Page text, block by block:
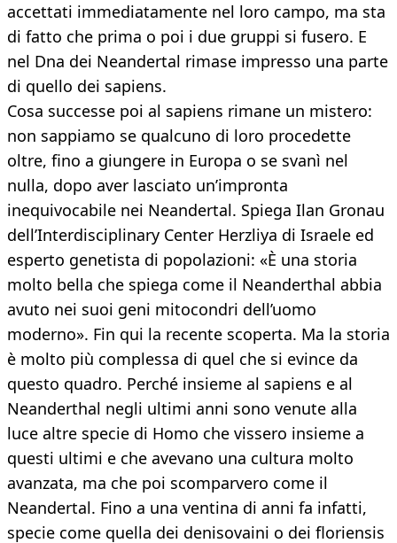
accettati immediatamente nel loro campo, ma sta
di fatto che prima o poi i due gruppi si fusero. E
nel Dna dei Neandertal rimase impresso una parte
di quello dei sapiens.
Cosa successe poi al sapiens rimane un mistero:
non sappiamo se qualcuno di loro procedette
oltre, fino a giungere in Europa o se svanì nel
nulla, dopo aver lasciato un’impronta
inequivocabile nei Neandertal. Spiega Ilan Gronau
dell’Interdisciplinary Center Herzliya di Israele ed
esperto genetista di popolazioni: «È una storia
molto bella che spiega come il Neanderthal abbia
avuto nei suoi geni mitocondri dell’uomo
moderno». Fin qui la recente scoperta. Ma la storia
è molto più complessa di quel che si evince da
questo quadro. Perché insieme al sapiens e al
Neanderthal negli ultimi anni sono venute alla
luce altre specie di Homo che vissero insieme a
questi ultimi e che avevano una cultura molto
avanzata, ma che poi scomparvero come il
Neandertal. Fino a una ventina di anni fa infatti,
specie come quella dei denisovaini o dei floriensis